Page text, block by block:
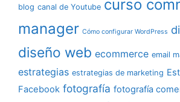
blog canal de Youtube curso
manager Cómo configurar WordPress
diseño web ecommerce email
estrategias estrategias de marketing
Facebook fotografía fotografía